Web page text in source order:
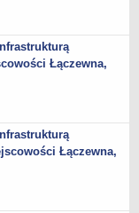
Łączewna,
Łączewna,